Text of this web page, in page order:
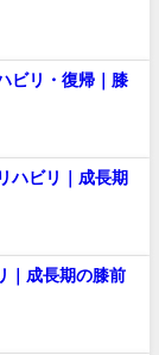
ビリ・復帰｜膝
ハビリ｜成長期
｜成長期の膝前